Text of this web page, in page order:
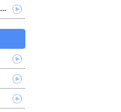
歯と口の健康週間（６／４～６／１０）ご案内